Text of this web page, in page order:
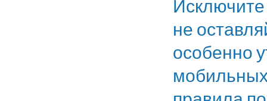
Исключите
не
особенно